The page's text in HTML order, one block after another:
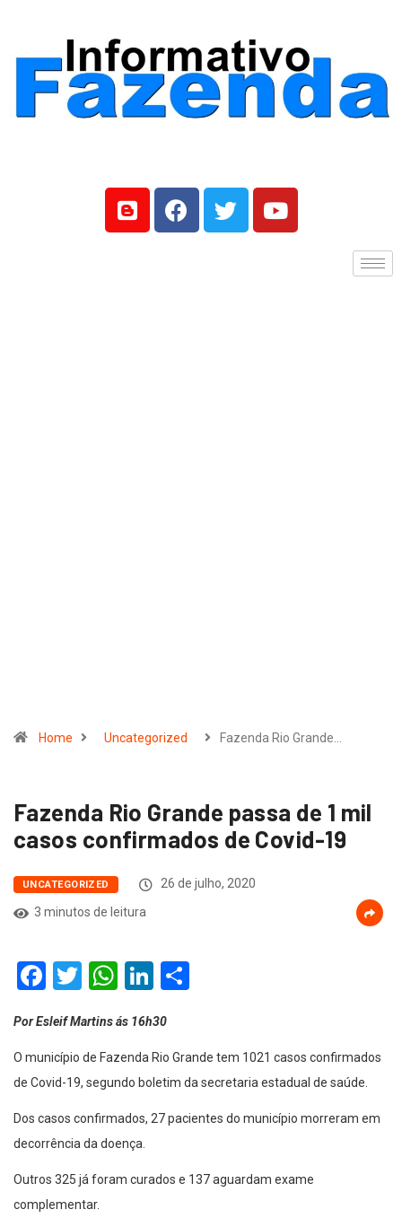
Home Uncategorized Fazenda Rio Grande…
Fazenda Rio Grande passa de 1 mil
casos confirmados de Covid-19
UNCATEGORIZED
26 de julho, 2020
3 minutos de leitura
Facebook
Twitter
WhatsApp
LinkedIn
Por Esleif Martins ás 16h30
O município de Fazenda Rio Grande tem 1021 casos confirmados
de Covid-19, segundo boletim da secretaria estadual de saúde.
Dos casos confirmados, 27 pacientes do município morreram em
decorrência da doença.
Outros 325 já foram curados e 137 aguardam exame
complementar.